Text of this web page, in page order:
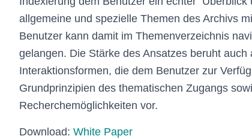
allgemeine und spezielle Themen des Archivs
Benutzer kann damit im Themenverzeichnis
gelangen. Die Stärke des Ansatzes beruht
Interaktionsformen, die dem Benutzer zur
Grundprinzipien des thematischen Zugangs
Recherchemöglichkeiten vor.
Download: White Paper